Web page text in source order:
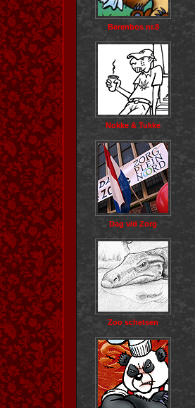
Berenbos nr.8
Nokke & Tukke
Dag v/d Zorg
Zoo schetsen